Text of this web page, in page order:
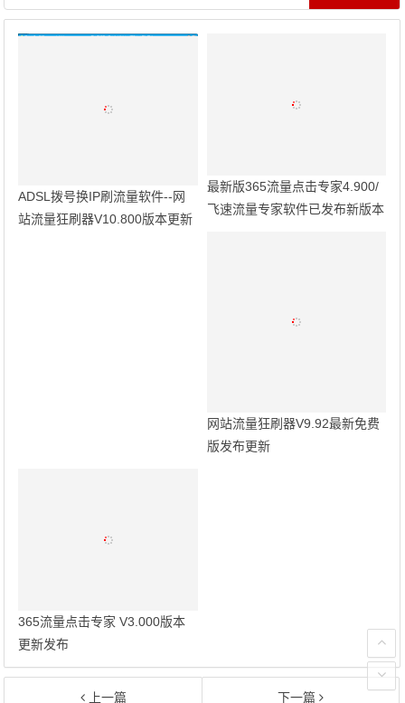
ADSL拨号换IP刷流量软件--网
站流量狂刷器V10.800版本更新
最新版365流量点击专家4.900/
飞速流量专家软件已发布新版本
网站流量狂刷器V9.92最新免费
版发布更新
365流量点击专家 V3.000版本
更新发布
上一篇 下一篇